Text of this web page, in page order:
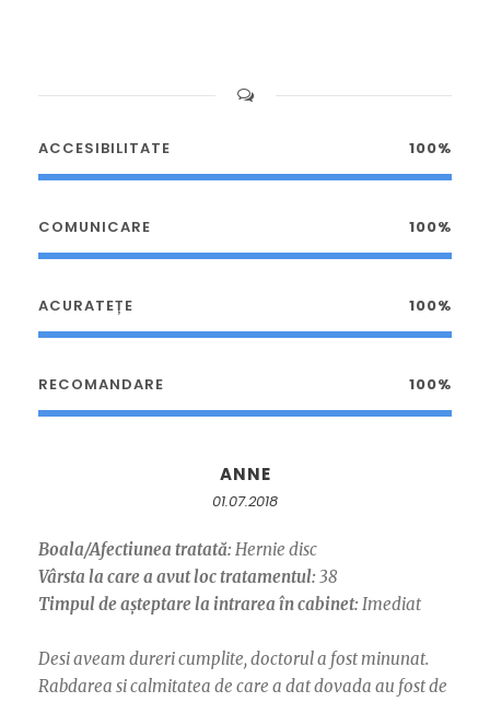
ACCESIBILITATE 100%
COMUNICARE 100%
ACURATEȚE 100%
RECOMANDARE 100%
ANNE
01.07.2018
Boala/Afectiunea tratată: Hernie disc
Vârsta la care a avut loc tratamentul: 38
Timpul de așteptare la intrarea în cabinet: Imediat
Desi aveam dureri cumplite, doctorul a fost minunat.
Rabdarea si calmitatea de care a dat dovada au fost de